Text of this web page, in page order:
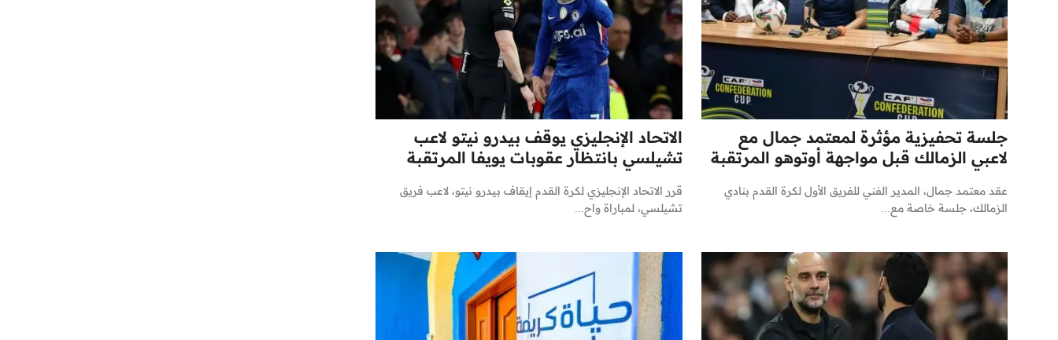
جلسة تحفيزية مؤثرة لمعتمد جمال مع
لاعبي الزمالك قبل مواجهة أوتوهو المرتقبة
عقد معتمد جمال، المدير الفني للفريق الأول لكرة القدم بنادي
الزمالك، جلسة خاصة مع...
الاتحاد الإنجليزي يوقف بيدرو نيتو لاعب
تشيلسي بانتظار عقوبات يويفا المرتقبة
قرر الاتحاد الإنجليزي لكرة القدم إيقاف بيدرو نيتو، لاعب فريق
تشيلسي، لمباراة واح...